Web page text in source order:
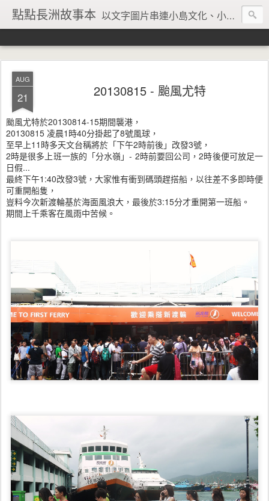
點點長洲故事本 以文字圖片串連小島文化、小島風情、小島回憶
AUG
21 20130815 - 颱風尤特
颱風尤特於20130814-15期間襲港，
20130815 凌晨1時40分掛起了8號風球，
至早上11時多天文台稱將於「下午2時前後」改發3號，
2時是很多上班一族的「分水嶺」- 2時前要回公司，2時後便可放足一
日假...
最終下午1:40改發3號，大家惟有衝到碼頭趕搭船，以往差不多即時便
可重開船隻，
豈料今次新渡輪基於海面風浪大，最後於3:15分才重開第一班船。
期間上千乘客在風雨中苦候。